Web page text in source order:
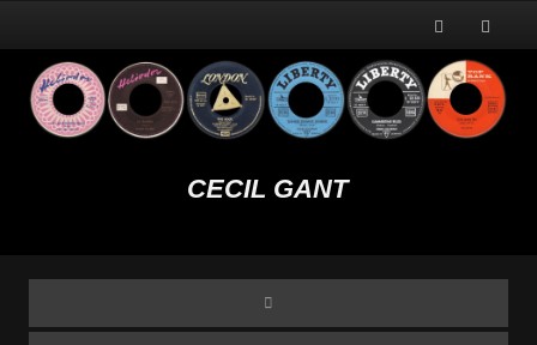
CECIL GANT